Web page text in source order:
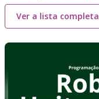
Ver a lista completa